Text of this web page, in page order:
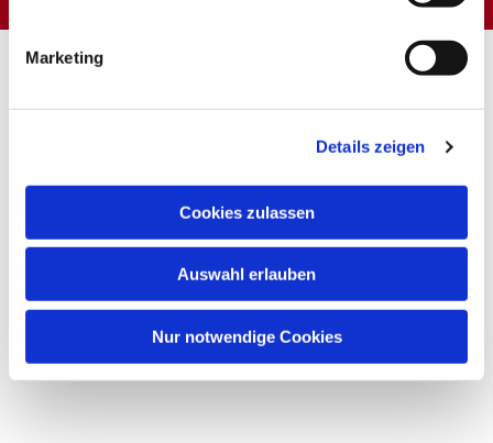
Marketing
Details zeigen
Cookies zulassen
Auswahl erlauben
Nur notwendige Cookies